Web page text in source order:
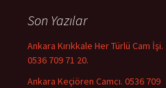
Son Yazılar
Ankara Kırıkkale Her Türlü Cam İşi.
0536 709 71 20.
Ankara Keçiören Camcı. 0536 709